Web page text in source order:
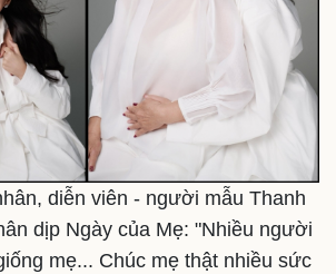
diễn viên - người mẫu Thanh
dịp Ngày của Mẹ: "Nhiều người
mẹ... Chúc mẹ thật nhiều sức